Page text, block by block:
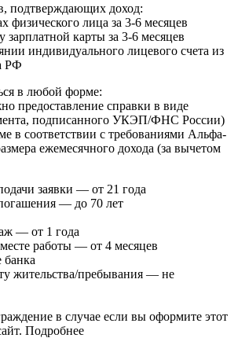
подтверждающих доход:
физического лица за 3-6 месяцев
карты за 3-6 месяцев
индивидуального лицевого счета из
РФ
в любой форме:
справки в виде
подписанного УКЭП/ФНС России)
в соответствии с требованиями Альфа-
ежемесячного дохода (за вычетом
заявки — от 21 года
— до 70 лет
— от 1 года
работы — от 4 месяцев
банка
жительства/пребывания — не
в случае если вы оформите этот
Подробнее